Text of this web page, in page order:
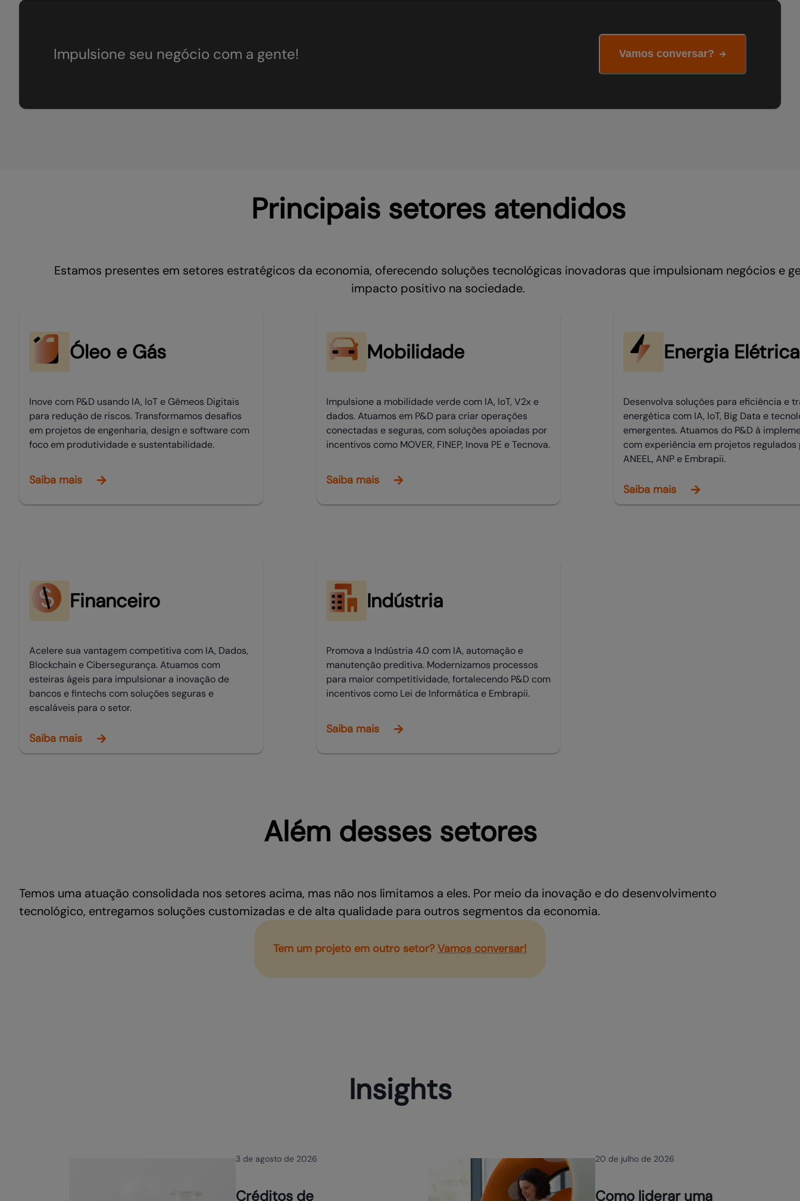
Impulsione seu negócio com a gente! Vamos conversar?
Principais setores atendidos
Estamos presentes em setores estratégicos da economia, oferecendo soluções tecnológicas inovadoras que impulsionam negócios e
impacto positivo na sociedade.
Óleo e Gás
Inove com P&D usando IA, IoT e Gêmeos Digitais
para redução de riscos. Transformamos desafios
em projetos de engenharia, design e software com
foco em produtividade e sustentabilidade.
Saiba mais
Mobilidade
Impulsione a mobilidade verde com IA, IoT, V2x e
dados. Atuamos em P&D para criar operações
conectadas e seguras, com soluções apoiadas por
incentivos como MOVER, FINEP, Inova PE e Tecnova.
Saiba mais
Energia Elétrica
Desenvolva soluções para eficiência e
energética com IA, IoT, Big Data e
emergentes. Atuamos do P&D à
com experiência em projetos regulados
ANEEL, ANP e Embrapii.
Saiba mais
Financeiro
Acelere sua vantagem competitiva com IA, Dados,
Blockchain e Cibersegurança. Atuamos com
esteiras ágeis para impulsionar a inovação de
bancos e fintechs com soluções seguras e
escaláveis para o setor.
Saiba mais
Indústria
Promova a Indústria 4.0 com IA, automação e
manutenção preditiva. Modernizamos processos
para maior competitividade, fortalecendo P&D com
incentivos como Lei de Informática e Embrapii.
Saiba mais
Além desses setores
Temos uma atuação consolidada nos setores acima, mas não nos limitamos a eles. Por meio da inovação e do desenvolvimento
tecnológico, entregamos soluções customizadas e de alta qualidade para outros segmentos da economia.
Tem um projeto em outro setor? Vamos conversar!
Insights
3 de agosto de 2026
Créditos de
20 de julho de 2026
Como liderar uma